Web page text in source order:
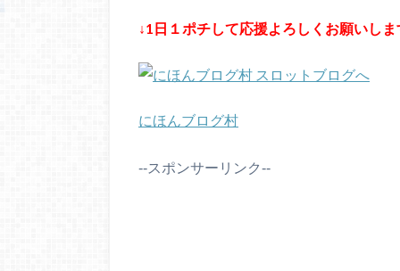
↓1日１ポチして応援よろしくお願いしま
にほんブログ村
‐‐スポンサーリンク‐‐